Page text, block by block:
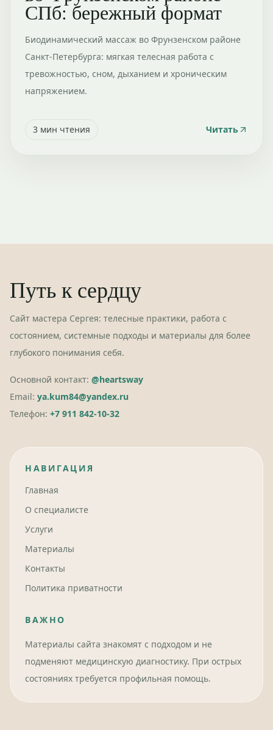
СПб: бережный формат
Биодинамический массаж во Фрунзенском районе
Санкт-Петербурга: мягкая телесная работа с
тревожностью, сном, дыханием и хроническим
напряжением.
3 мин чтения Читать
Путь к сердцу
Сайт мастера Сергея: телесные практики, работа с
состоянием, системные подходы и материалы для более
глубокого понимания себя.
Основной контакт: @heartsway
Email: ya.kum84@yandex.ru
Телефон: +7 911 842-10-32
НАВИГАЦИЯ
Главная
О специалисте
Услуги
Материалы
Контакты
Политика приватности
ВАЖНО
Материалы сайта знакомят с подходом и не
подменяют медицинскую диагностику. При острых
состояниях требуется профильная помощь.